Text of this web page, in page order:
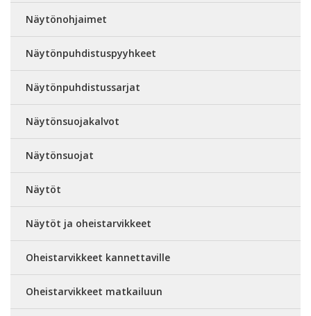
Näytönohjaimet
Näytönpuhdistuspyyhkeet
Näytönpuhdistussarjat
Näytönsuojakalvot
Näytönsuojat
Näytöt
Näytöt ja oheistarvikkeet
Oheistarvikkeet kannettaville
Oheistarvikkeet matkailuun